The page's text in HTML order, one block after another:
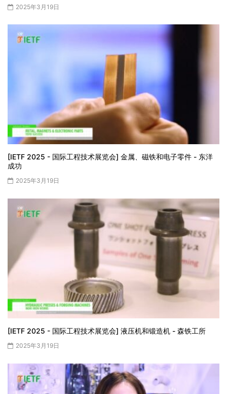
2025年3月19日
[IETF 2025 - 国际工程技术展览会] 金属、磁铁和电子零件 - 东洋
成功
2025年3月19日
[IETF 2025 - 国际工程技术展览会] 液压机和锻造机 - 森铁工所
2025年3月19日